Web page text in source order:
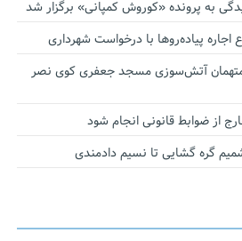
به پرونده «کوروش کمپانی» برگزار شد
پیاده‌روها با درخواست شهرداری
آتش‌سوزی مسجد جعفری کوی نصر
از ضوابط قانونی انجام شود
گره گشایی تا نسیم دادمندی